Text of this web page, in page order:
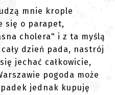
mnie krople
się o parapet,
cholera" i z ta myślą
dzień pada, nastrój
jechać całkowicie,
pogoda może
jednak kupuję